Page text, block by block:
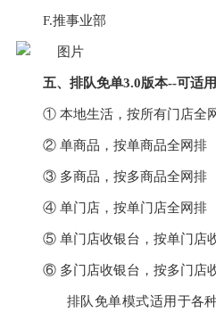
F.推事业部
五、排队免单3.0版本--可适
① 本地生活，按所有门店全
② 单商品，按单商品全网排
③ 多商品，按多商品全网排
④ 单门店，按单门店全网排
⑤ 单门店收银台，按单门店
⑥ 多门店收银台，按多门店